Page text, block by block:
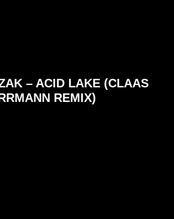
– ACID LAKE (CLAAS
REMIX)